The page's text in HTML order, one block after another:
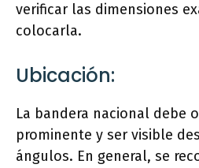
verificar las dimensiones
colocarla.
Ubicación:
La bandera nacional debe
prominente y ser visible
ángulos. En general, se